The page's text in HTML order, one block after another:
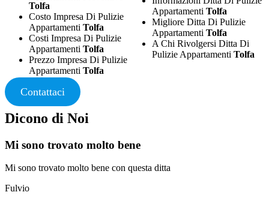
Tolfa
Costo Impresa Di Pulizie
Appartamenti Tolfa
Costi Impresa Di Pulizie
Appartamenti Tolfa
Prezzo Impresa Di Pulizie
Appartamenti Tolfa
Appartamenti Tolfa
Migliore Ditta Di Pulizie
Appartamenti Tolfa
A Chi Rivolgersi Ditta Di
Pulizie Appartamenti Tolfa
Contattaci
Dicono di Noi
Mi sono trovato molto bene
Mi sono trovato molto bene con questa ditta
Fulvio